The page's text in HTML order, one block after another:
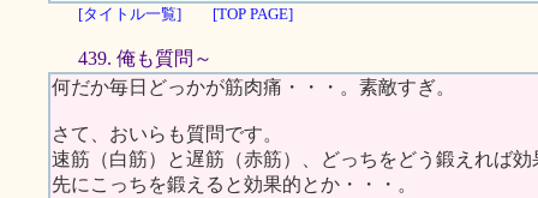
[タイトル一覧] [TOP PAGE]
439. 俺も質問～
何だか毎日どっかが筋肉痛・・・。素敵すぎ。
さて、おいらも質問です。
速筋（白筋）と遅筋（赤筋）、どっちをどう鍛えれば
先にこっちを鍛えると効果的とか・・・。